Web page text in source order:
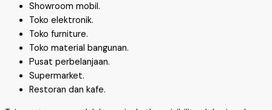
Showroom mobil.
Toko elektronik.
Toko furniture.
Toko material bangunan.
Pusat perbelanjaan.
Supermarket.
Restoran dan kafe.